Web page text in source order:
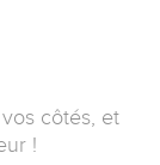
côtés, et
!